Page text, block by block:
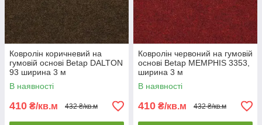
Ковролін коричневий на
гумовій основі Betap DALTON
93 ширина 3 м
В наявності
410 ₴/кв.м 432 ₴/кв.м
Ковролін червоний на гумовій
основі Betap MEMPHIS 3353,
ширина 3 м
В наявності
410 ₴/кв.м 432 ₴/кв.м